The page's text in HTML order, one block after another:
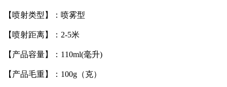
【喷射类型】：喷雾型
【喷射距离】：2-5米
【产品容量】：110ml(毫升)
【产品毛重】：100g（克）